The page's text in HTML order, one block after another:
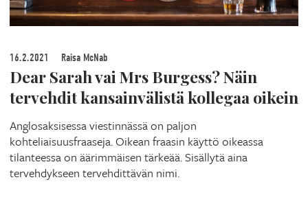
16.2.2021 Raisa McNab
Dear Sarah vai Mrs Burgess? Näin
tervehdit kansainvälistä kollegaa oikein
Anglosaksisessa viestinnässä on paljon
kohteliaisuusfraaseja. Oikean fraasin käyttö oikeassa
tilanteessa on äärimmäisen tärkeää. Sisällytä aina
tervehdykseen tervehdittävän nimi.